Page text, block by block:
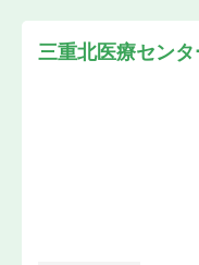
三重北医療セン